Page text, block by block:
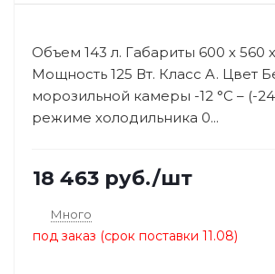
Объем 143 л. Габариты 600 х 560
Мощность 125 Вт. Класс A. Цвет
морозильной камеры -12 °С – (-24
режиме холодильника 0...
18 463 руб./шт
Много
под заказ (срок поставки 11.08)